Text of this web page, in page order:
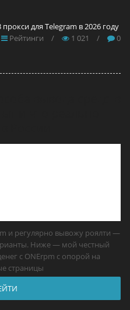
для Telegram в 2026 году
Рейтинги / 1 021 / 0
и регулярно вывожу роялти —
Ниже — мой честный
с ONErpm с опорой на
страницы